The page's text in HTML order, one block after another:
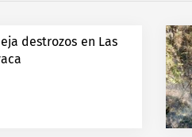
destrozos en Las